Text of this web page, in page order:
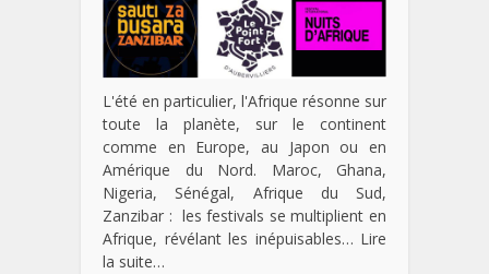
L'été en particulier, l'Afrique résonne sur
toute la planète, sur le continent
comme en Europe, au Japon ou en
Amérique du Nord. Maroc, Ghana,
Nigeria, Sénégal, Afrique du Sud,
Zanzibar : les festivals se multiplient en
Afrique, révélant les inépuisables… Lire
la suite…